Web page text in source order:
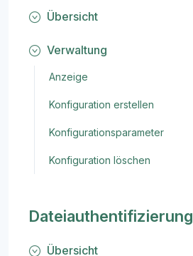
Übersicht
Verwaltung
Anzeige
Konfiguration erstellen
Konfigurationsparameter
Konfiguration löschen
Dateiauthentifizierung
Übersicht